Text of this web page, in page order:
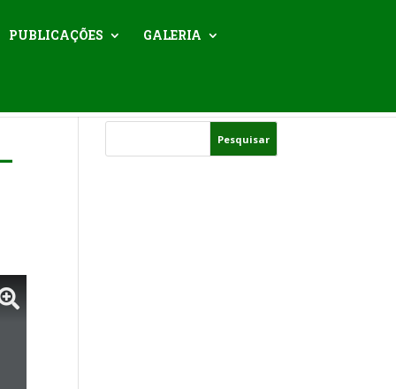
PUBLICAÇÕES GALERIA